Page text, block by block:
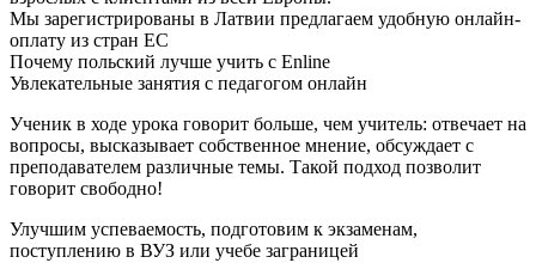
Мы зарегистрированы в Латвии предлагаем удобную онлайн-
оплату из стран ЕС
Почему польский лучше учить с Enline
Увлекательные занятия с педагогом онлайн
Ученик в ходе урока говорит больше, чем учитель: отвечает на
вопросы, высказывает собственное мнение, обсуждает с
преподавателем различные темы. Такой подход позволит
говорит свободно!
Улучшим успеваемость, подготовим к экзаменам,
поступлению в ВУЗ или учебе заграницей